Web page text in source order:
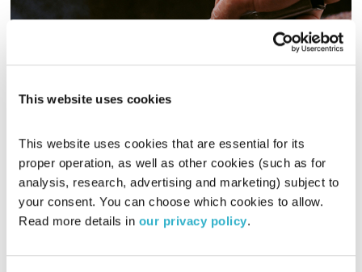
This website uses cookies
This website uses cookies that are essential for its
proper operation, as well as other cookies (such as for
analysis, research, advertising and marketing) subject to
your consent. You can choose which cookies to allow.
Read more details in our privacy policy.
שירים, שורות ושקט
בני בשן
16.07.26
01:00:02